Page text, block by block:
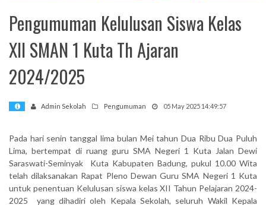
Pengumuman Kelulusan Siswa Kelas
XII SMAN 1 Kuta Th Ajaran
2024/2025
Admin Sekolah Pengumuman 05 May 2025 14:49:57
Pada hari senin tanggal lima bulan Mei tahun Dua Ribu Dua Puluh
Lima, bertempat di ruang guru SMA Negeri 1 Kuta Jalan Dewi
Saraswati-Seminyak Kuta Kabupaten Badung, pukul 10.00 Wita
telah dilaksanakan Rapat Pleno Dewan Guru SMA Negeri 1 Kuta
untuk penentuan Kelulusan siswa kelas XII Tahun Pelajaran 2024-
2025 yang dihadiri oleh Kepala Sekolah, seluruh Wakil Kepala